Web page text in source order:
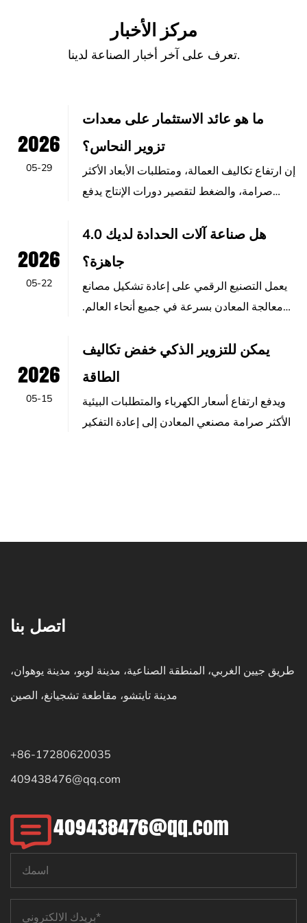
مركز الأخبار
تعرف على آخر أخبار الصناعة لدينا.
2026
05-29
ما هو عائد الاستثمار على معدات
تزوير النحاس؟
إن ارتفاع تكاليف العمالة، ومتطلبات الأبعاد الأكثر
صرامة، والضغط لتقصير دورات الإنتاج يدفع
2026
05-22
هل صناعة آلات الحدادة لديك 4.0
جاهزة؟
يعمل التصنيع الرقمي على إعادة تشكيل مصانع
معالجة المعادن بسرعة في جميع أنحاء العالم.
2026
05-15
يمكن للتزوير الذكي خفض تكاليف
الطاقة
ويدفع ارتفاع أسعار الكهرباء والمتطلبات البيئية
الأكثر صرامة مصنعي المعادن إلى إعادة التفكير
اتصل بنا
طريق جيين الغربي، المنطقة الصناعية، مدينة لوبو، مدينة يوهوان،
مدينة تايتشو، مقاطعة تشجيانغ، الصين
+86-17280620035
409438476@qq.com
409438476@qq.com